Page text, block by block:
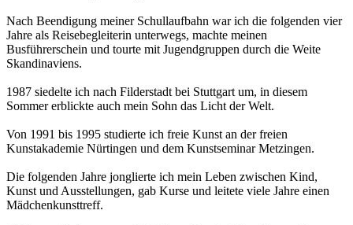
Nach Beendigung meiner Schullaufbahn war ich die folgenden vier
Jahre als Reisebegleiterin unterwegs, machte meinen
Busführerschein und tourte mit Jugendgruppen durch die Weite
Skandinaviens.
1987 siedelte ich nach Filderstadt bei Stuttgart um, in diesem
Sommer erblickte auch mein Sohn das Licht der Welt.
​Von 1991 bis 1995 studierte ich freie Kunst an der freien
Kunstakademie Nürtingen und dem Kunstseminar Metzingen.
Die folgenden Jahre jonglierte ich mein Leben zwischen Kind,
Kunst und Ausstellungen, gab Kurse und leitete viele Jahre einen
Mädchenkunsttreff.